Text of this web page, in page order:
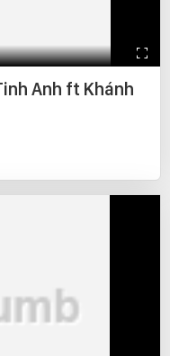
Anh ft Khánh